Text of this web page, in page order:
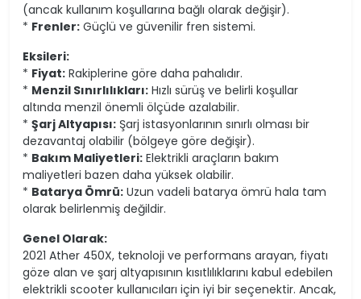
(ancak kullanım koşullarına bağlı olarak değişir).
* Frenler: Güçlü ve güvenilir fren sistemi.
Eksileri:
* Fiyat: Rakiplerine göre daha pahalıdır.
* Menzil Sınırlılıkları: Hızlı sürüş ve belirli koşullar
altında menzil önemli ölçüde azalabilir.
* Şarj Altyapısı: Şarj istasyonlarının sınırlı olması bir
dezavantaj olabilir (bölgeye göre değişir).
* Bakım Maliyetleri: Elektrikli araçların bakım
maliyetleri bazen daha yüksek olabilir.
* Batarya Ömrü: Uzun vadeli batarya ömrü hala tam
olarak belirlenmiş değildir.
Genel Olarak:
2021 Ather 450X, teknoloji ve performans arayan, fiyatı
göze alan ve şarj altyapısının kısıtlılıklarını kabul edebilen
elektrikli scooter kullanıcıları için iyi bir seçenektir. Ancak,